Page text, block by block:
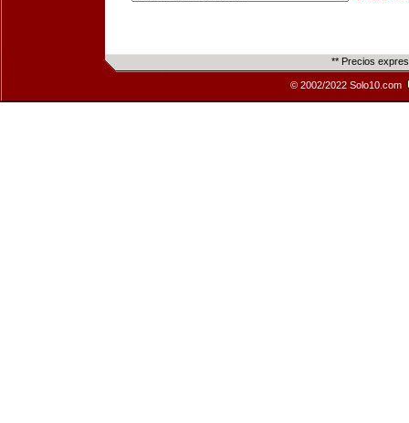
** Precios
© 2002/2022 Solo10.com